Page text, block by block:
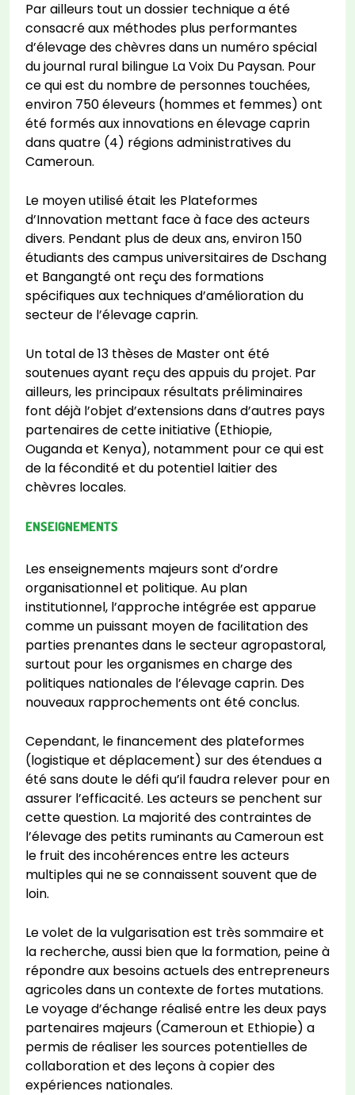
Par ailleurs tout un dossier technique a été
consacré aux méthodes plus performantes
d’élevage des chèvres dans un numéro spécial
du journal rural bilingue La Voix Du Paysan. Pour
ce qui est du nombre de personnes touchées,
environ 750 éleveurs (hommes et femmes) ont
été formés aux innovations en élevage caprin
dans quatre (4) régions administratives du
Cameroun.
Le moyen utilisé était les Plateformes
d’Innovation mettant face à face des acteurs
divers. Pendant plus de deux ans, environ 150
étudiants des campus universitaires de Dschang
et Bangangté ont reçu des formations
spécifiques aux techniques d’amélioration du
secteur de l’élevage caprin.
Un total de 13 thèses de Master ont été
soutenues ayant reçu des appuis du projet. Par
ailleurs, les principaux résultats préliminaires
font déjà l’objet d’extensions dans d’autres pays
partenaires de cette initiative (Ethiopie,
Ouganda et Kenya), notamment pour ce qui est
de la fécondité et du potentiel laitier des
chèvres locales.
ENSEIGNEMENTS
Les enseignements majeurs sont d’ordre
organisationnel et politique. Au plan
institutionnel, l’approche intégrée est apparue
comme un puissant moyen de facilitation des
parties prenantes dans le secteur agropastoral,
surtout pour les organismes en charge des
politiques nationales de l’élevage caprin. Des
nouveaux rapprochements ont été conclus.
Cependant, le financement des plateformes
(logistique et déplacement) sur des étendues a
été sans doute le défi qu’il faudra relever pour en
assurer l’efficacité. Les acteurs se penchent sur
cette question. La majorité des contraintes de
l’élevage des petits ruminants au Cameroun est
le fruit des incohérences entre les acteurs
multiples qui ne se connaissent souvent que de
loin.
Le volet de la vulgarisation est très sommaire et
la recherche, aussi bien que la formation, peine à
répondre aux besoins actuels des entrepreneurs
agricoles dans un contexte de fortes mutations.
Le voyage d’échange réalisé entre les deux pays
partenaires majeurs (Cameroun et Ethiopie) a
permis de réaliser les sources potentielles de
collaboration et des leçons à copier des
expériences nationales.